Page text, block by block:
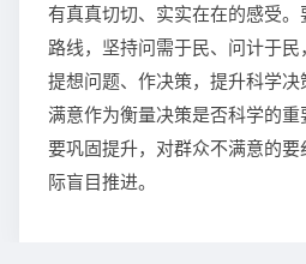
有真真切切、实实在在的感受
路线，坚持问需于民、问计于
提想问题、作决策，提升科学
满意作为衡量决策是否科学的
要巩固提升，对群众不满意的
际盲目推进。